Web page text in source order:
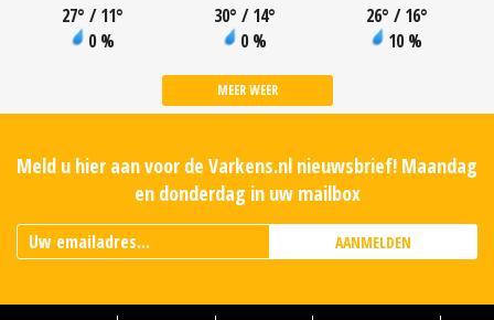
27° / 11°
0 %
30° / 14°
0 %
26° / 16°
10 %
MEER WEER
Meld u hier aan voor de Varkens.nl nieuwsbrief! Maandag
en donderdag in uw mailbox
AANMELDEN